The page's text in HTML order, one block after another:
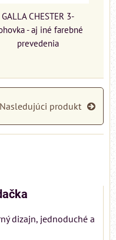
GALLA CHESTER 3-
- aj iné farebné
prevedenia
Nasledujúci produkt
dizajn, jednoduché a